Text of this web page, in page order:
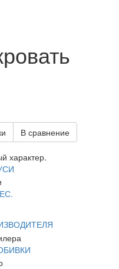
В сравнение
характер.